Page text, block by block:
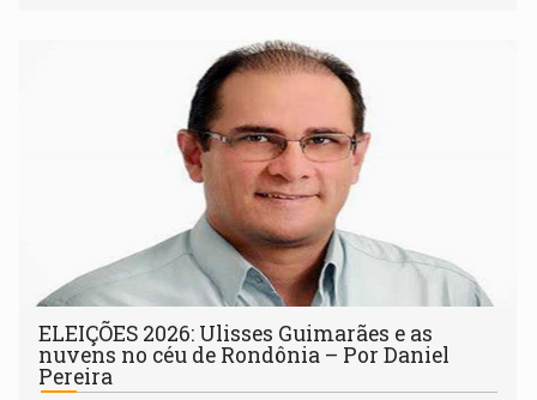
ELEIÇÕES 2026: Ulisses Guimarães e as
nuvens no céu de Rondônia – Por Daniel
Pereira